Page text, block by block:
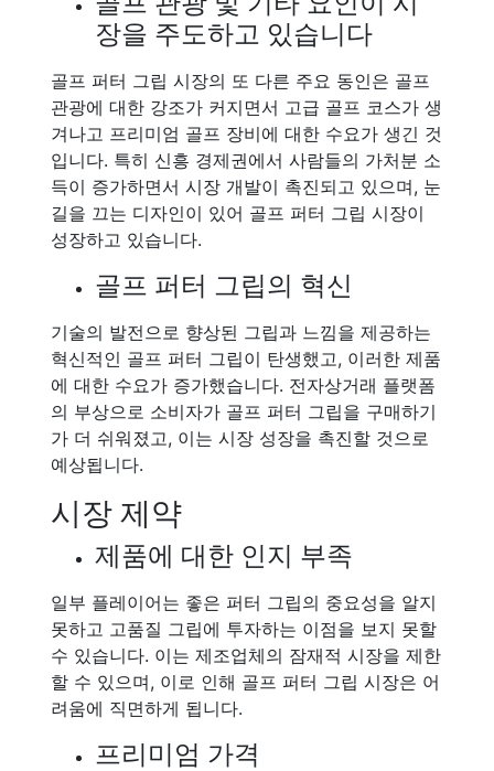
장을 주도하고 있습니다
골프 퍼터 그립 시장의 또 다른 주요 동인은 골프
관광에 대한 강조가 커지면서 고급 골프 코스가 생
겨나고 프리미엄 골프 장비에 대한 수요가 생긴 것
입니다. 특히 신흥 경제권에서 사람들의 가처분 소
득이 증가하면서 시장 개발이 촉진되고 있으며, 눈
길을 끄는 디자인이 있어 골프 퍼터 그립 시장이
성장하고 있습니다.
골프 퍼터 그립의 혁신
기술의 발전으로 향상된 그립과 느낌을 제공하는
혁신적인 골프 퍼터 그립이 탄생했고, 이러한 제품
에 대한 수요가 증가했습니다. 전자상거래 플랫폼
의 부상으로 소비자가 골프 퍼터 그립을 구매하기
가 더 쉬워졌고, 이는 시장 성장을 촉진할 것으로
예상됩니다.
시장 제약
제품에 대한 인지 부족
일부 플레이어는 좋은 퍼터 그립의 중요성을 알지
못하고 고품질 그립에 투자하는 이점을 보지 못할
수 있습니다. 이는 제조업체의 잠재적 시장을 제한
할 수 있으며, 이로 인해 골프 퍼터 그립 시장은 어
려움에 직면하게 됩니다.
프리미엄 가격